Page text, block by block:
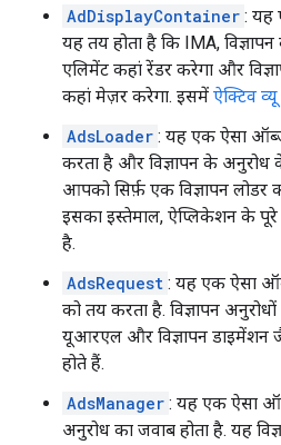
AdDisplayContainer : यह
यह तय होता है कि IMA,
एलिमेंट कहां रेंडर करेगा और
कहां मेज़र करेगा. इसमें ऐक्टिव व्यू
AdsLoader : यह एक ऐसा
करता है और विज्ञापन के
आपको सिर्फ़ एक विज्ञापन लोडर
इसका इस्तेमाल, ऐप्लिकेशन के
है.
AdsRequest : यह एक ऐसा
को तय करता है. विज्ञापन
यूआरएल और विज्ञापन डाइमेंशन
होते हैं.
AdsManager : यह एक ऐसा
अनुरोध का जवाब होता है. यह